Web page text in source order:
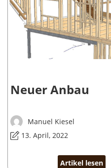
Neuer Anbau
Manuel Kiesel
13. April, 2022
Artikel lesen